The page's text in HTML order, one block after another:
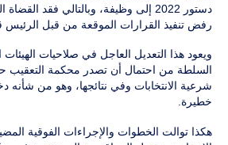
دستور 2022 إلى وظيفة، وبالتالي فقد
رفض تنفيذ القرارات الموقعة من قبل
ويعود هذا التعديل العاجل في صلاحيات
السلطة من احتمال أن تصدر محكمة التعقيب
شرعية الانتخابات وفي نتائجها، وهو من شأنه
خطيرة.
هكذا توالت الخطوات والإجراءات الفوقية